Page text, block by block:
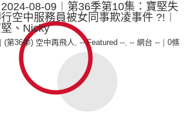
2024-08-09︱第36季第10集：寶堅失
空中服務員被女同事欺凌事件 ?!︱
、Nicky
(第36季) 空中再飛人, -- Featured --, -- 網台 --
0條